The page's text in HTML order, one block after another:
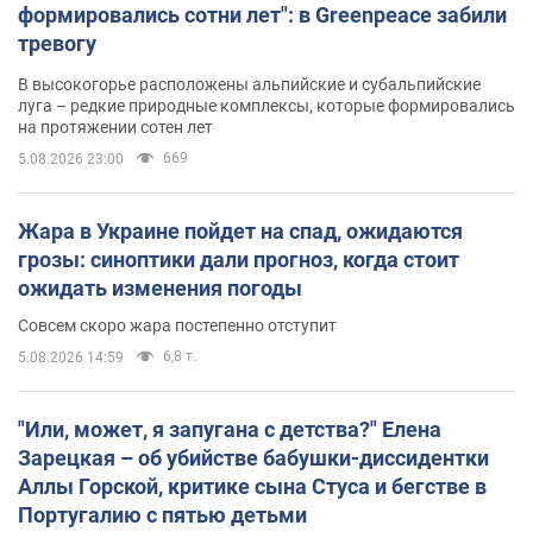
формировались сотни лет": в Greenpeace забили
тревогу
В высокогорье расположены альпийские и субальпийские
луга – редкие природные комплексы, которые формировались
на протяжении сотен лет
5.08.2026 23:00 669
Жара в Украине пойдет на спад, ожидаются
грозы: синоптики дали прогноз, когда стоит
ожидать изменения погоды
Совсем скоро жара постепенно отступит
5.08.2026 14:59 6,8 т.
"Или, может, я запугана с детства?" Елена
Зарецкая – об убийстве бабушки-диссидентки
Аллы Горской, критике сына Стуса и бегстве в
Португалию с пятью детьми